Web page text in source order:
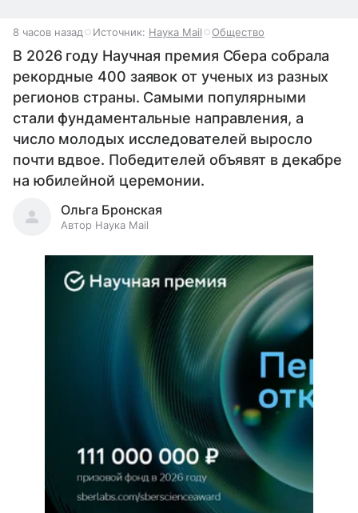
8 часов назад Источник: Наука Mail Общество
В 2026 году Научная премия Сбера собрала
рекордные 400 заявок от ученых из разных
регионов страны. Самыми популярными
стали фундаментальные направления, а
число молодых исследователей выросло
почти вдвое. Победителей объявят в декабре
на юбилейной церемонии.
Ольга Бронская
Автор Наука Mail